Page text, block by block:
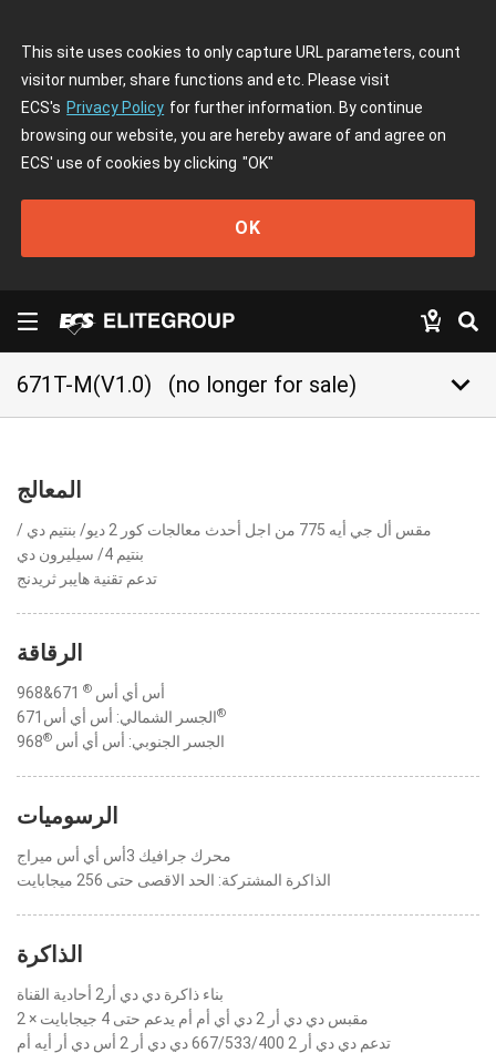
This site uses cookies to only capture URL parameters, count
visitor number, share functions and etc. Please visit
ECS's Privacy Policy for further information. By continue
browsing our website, you are hereby aware of and agree on
ECS' use of cookies by clicking "OK"
OK
671T-M(V1.0) (no longer for sale) keyboard_arrow_down
المعالج
مقس أل جي أيه 775 من اجل أحدث معالجات كور 2 ديو/ بنتيم دي /
بنتيم 4/ سيليرون دي
تدعم تقنية هايبر ثريدنج
الرقاقة
أس أي أس ®
671الجسر الشمالي: أس أي أس®
الجسر الجنوبي: أس أي أس ®
968
الرسوميات
محرك جرافيك 3أس أي أس ميراج
الذاكرة المشتركة: الحد الاقصى حتى 256 ميجابايت
الذاكرة
بناء ذاكرة دي دي أر2 أحادية القناة
2 × مقبس دي دي أر 2 دي أي أم أم يدعم حتى 4 جيجابايت
تدعم دي دي أر 2 667/533/400 دي دي أر 2 أس دي أر أيه أم